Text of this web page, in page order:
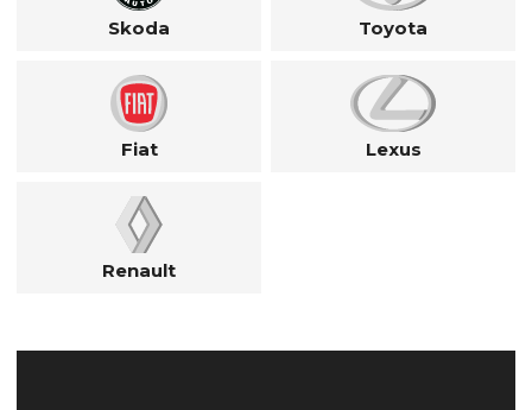
Skoda Toyota
Fiat Lexus
Renault